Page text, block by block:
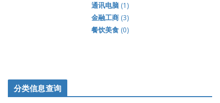
通讯电脑(1)
金融工商(3)
餐饮美食(0)
分类信息查询